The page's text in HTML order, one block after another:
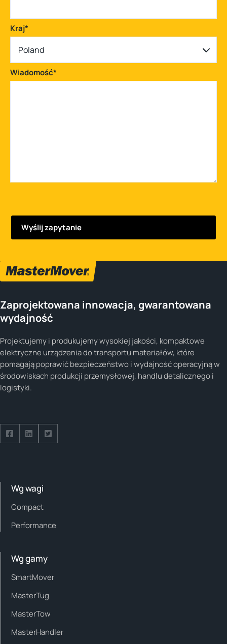
Kraj*
Poland
Wiadomość*
Zaprojektowana innowacja, gwarantowana
wydajność
Projektujemy i produkujemy wysokiej jakości, kompaktowe
elektryczne urządzenia do transportu materiałów, które
pomagają poprawić bezpieczeństwo i wydajność operacyjną w
środowiskach produkcji przemysłowej, handlu detalicznego i
logistyki.
Follow us on Facebook
Follow us on Facebook
Follow us on Facebook
Wg wagi
Compact
Performance
Wg gamy
SmartMover
MasterTug
MasterTow
MasterHandler